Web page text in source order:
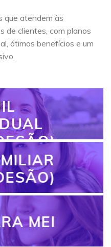
que atendem às
de clientes, com planos
ótimos benefícios e um
MEI